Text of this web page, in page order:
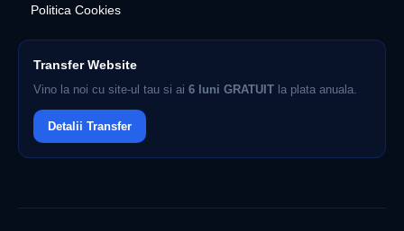
Politica Cookies
Transfer Website
Vino la noi cu site-ul tau si ai 6 luni GRATUIT la plata anuala.
Detalii Transfer